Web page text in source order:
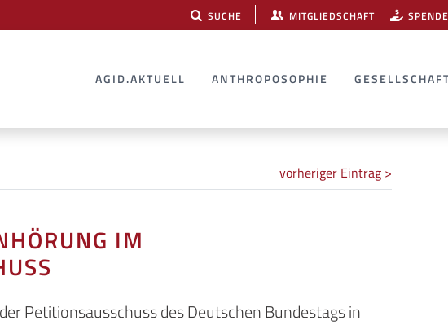
SUCHE MITGLIEDSCHAFT
AGID.AKTUELL ANTHROPOSOPHIE
vorheriger Eintrag >
IM
Petitionsausschuss des Deutschen Bundestags in